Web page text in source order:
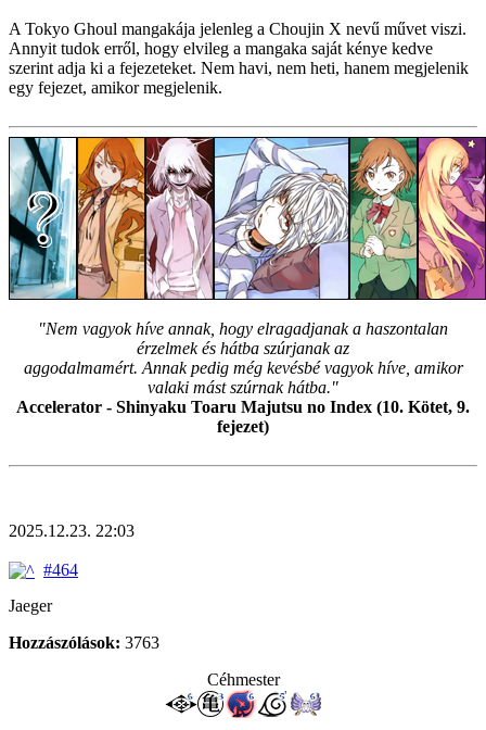
A Tokyo Ghoul mangakája jelenleg a Choujin X nevű művet viszi.
Annyit tudok erről, hogy elvileg a mangaka saját kénye kedve
szerint adja ki a fejezeteket. Nem havi, nem heti, hanem megjelenik
egy fejezet, amikor megjelenik.
"Nem vagyok híve annak, hogy elragadjanak a haszontalan
érzelmek és hátba szúrjanak az
aggodalmamért. Annak pedig még kevésbé vagyok híve, amikor
valaki mást szúrnak hátba."
Accelerator - Shinyaku Toaru Majutsu no Index (10. Kötet, 9.
fejezet)
2025.12.23. 22:03
#464
Jaeger
Hozzászólások: 3763
Céhmester